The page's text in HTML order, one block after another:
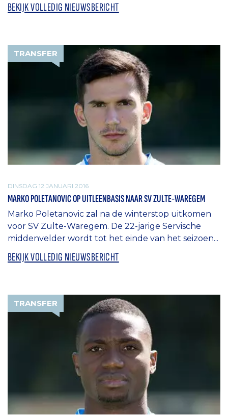
BEKIJK VOLLEDIG NIEUWSBERICHT
TRANSFER
DINSDAG 12 JANUARI 2016
MARKO POLETANOVIC OP UITLEENBASIS NAAR SV ZULTE-WAREGEM
Marko Poletanovic zal na de winterstop uitkomen
voor SV Zulte-Waregem. De 22-jarige Servische
middenvelder wordt tot het einde van het seizoen...
BEKIJK VOLLEDIG NIEUWSBERICHT
TRANSFER